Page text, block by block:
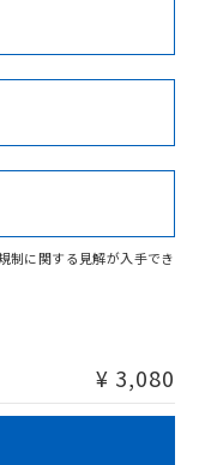
Cr(VI)
ります。
制に関する見解が入手でき
¥ 3,080